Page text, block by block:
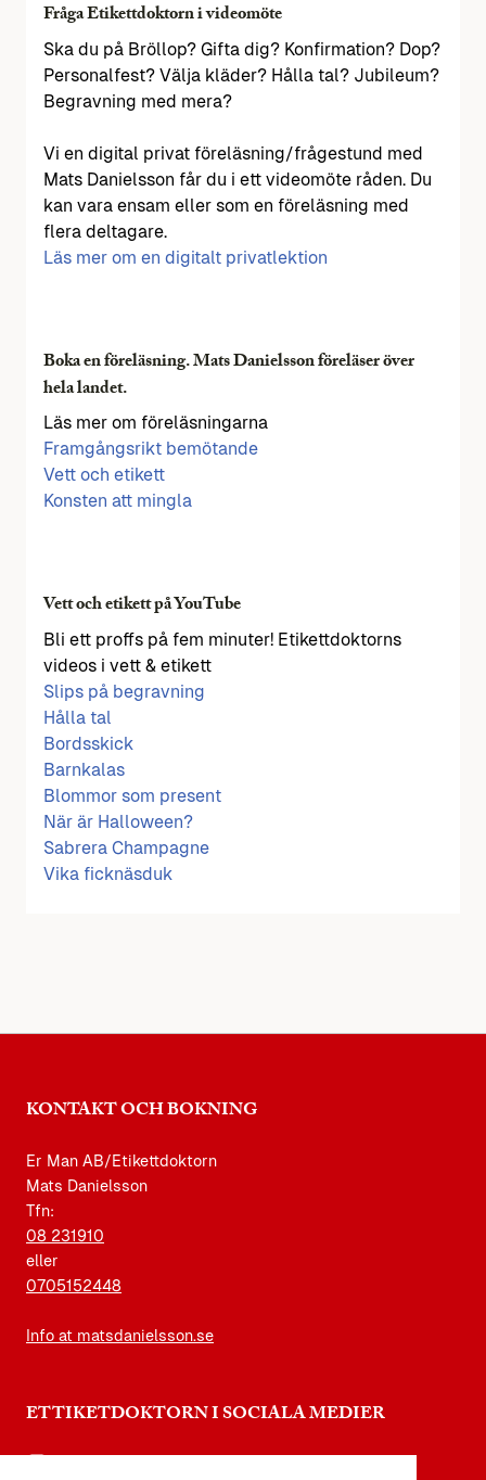
Fråga Etikettdoktorn i videomöte
Ska du på Bröllop? Gifta dig? Konfirmation? Dop?
Personalfest? Välja kläder? Hålla tal? Jubileum?
Begravning med mera?
Vi en digital privat föreläsning/frågestund med
Mats Danielsson får du i ett videomöte råden. Du
kan vara ensam eller som en föreläsning med
flera deltagare.
Läs mer om en digitalt privatlektion
Boka en föreläsning. Mats Danielsson föreläser över
hela landet.
Läs mer om föreläsningarna
Framgångsrikt bemötande
Vett och etikett
Konsten att mingla
Vett och etikett på YouTube
Bli ett proffs på fem minuter! Etikettdoktorns
videos i vett & etikett
Slips på begravning
Hålla tal
Bordsskick
Barnkalas
Blommor som present
När är Halloween?
Sabrera Champagne
Vika ficknäsduk
KONTAKT OCH BOKNING
Er Man AB/Etikettdoktorn
Mats Danielsson
Tfn:
08 231910
eller
0705152448
Info at matsdanielsson.se
ETTIKETDOKTORN I SOCIALA MEDIER